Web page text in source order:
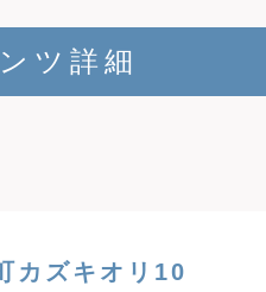
ツ詳細
カズキオリ10